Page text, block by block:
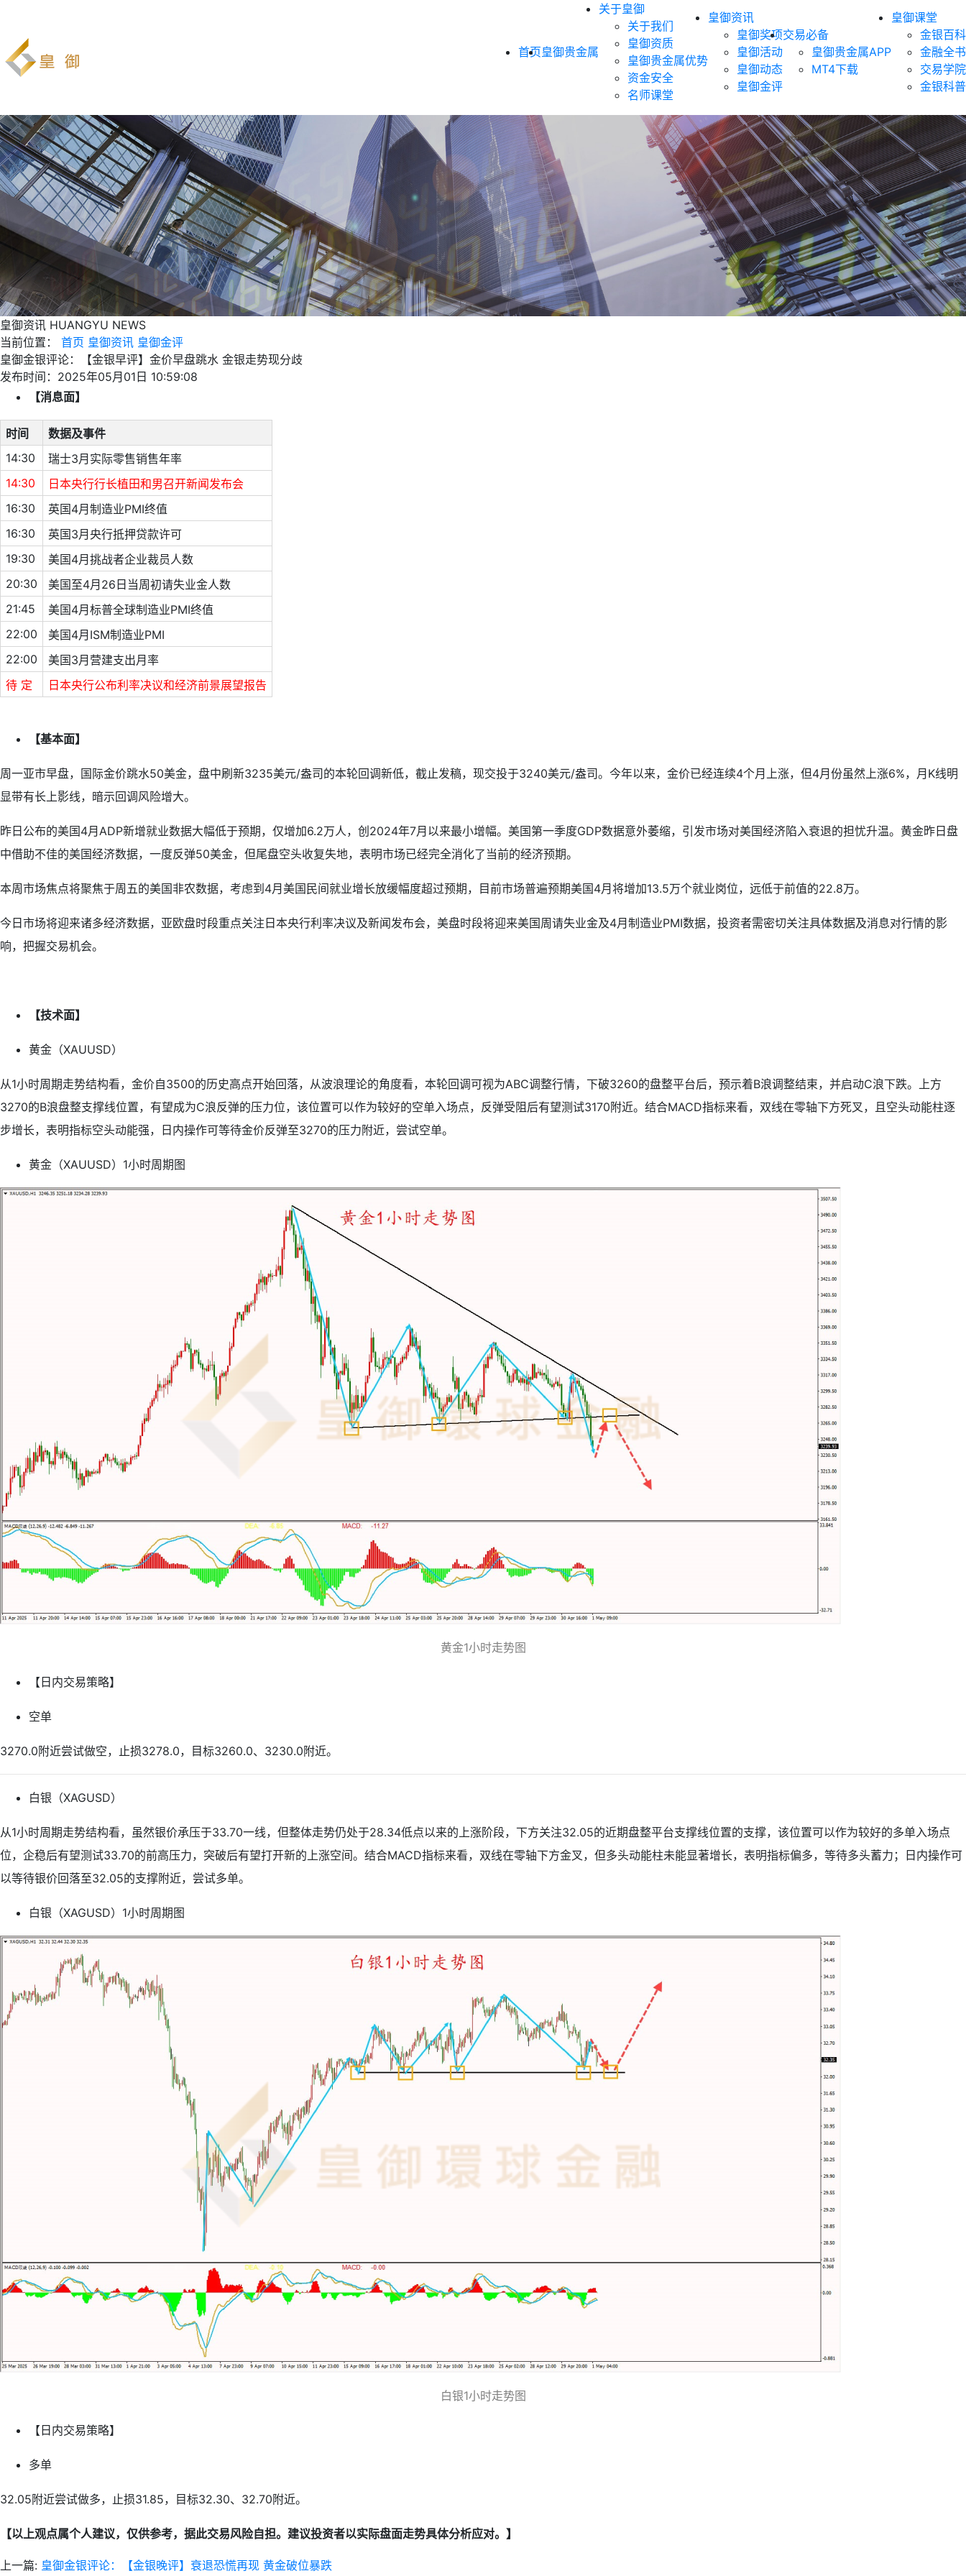
首页皇御贵金属
关于皇御
关于我们
皇御资质
皇御贵金属优势
资金安全
名师课堂
皇御资讯
皇御奖项
皇御活动
皇御动态
皇御金评
交易必备
皇御贵金属APP
MT4下载
皇御课堂
金银百科
金融全书
交易学院
金银科普
皇御资讯 HUANGYU NEWS
当前位置：
首页 皇御资讯 皇御金评
皇御金银评论：【金银早评】金价早盘跳水 金银走势现分歧
发布时间：2025年05月01日 10:59:08
【消息面】
时间
数据及事件
14:30
瑞士3月实际零售销售年率
14:30
日本央行行长植田和男召开新闻发布会
16:30
英国4月制造业PMI终值
16:30
英国3月央行抵押贷款许可
19:30
美国4月挑战者企业裁员人数
20:30
美国至4月26日当周初请失业金人数
21:45
美国4月标普全球制造业PMI终值
22:00
美国4月ISM制造业PMI
22:00
美国3月营建支出月率
待 定
日本央行公布利率决议和经济前景展望报告
【基本面】
周一亚市早盘，国际金价跳水50美金，盘中刷新3235美元/盎司的本轮回调新低，截止发稿，现交投于3240美元/盎司。今年以来，金价已经连续4个月上涨，但4月份虽然上涨6%，月K线明
显带有长上影线，暗示回调风险增大。
昨日公布的美国4月ADP新增就业数据大幅低于预期，仅增加6.2万人，创2024年7月以来最小增幅。美国第一季度GDP数据意外萎缩，引发市场对美国经济陷入衰退的担忧升温。黄金昨日盘
中借助不佳的美国经济数据，一度反弹50美金，但尾盘空头收复失地，表明市场已经完全消化了当前的经济预期。
本周市场焦点将聚焦于周五的美国非农数据，考虑到4月美国民间就业增长放缓幅度超过预期，目前市场普遍预期美国4月将增加13.5万个就业岗位，远低于前值的22.8万。
今日市场将迎来诸多经济数据，亚欧盘时段重点关注日本央行利率决议及新闻发布会，美盘时段将迎来美国周请失业金及4月制造业PMI数据，投资者需密切关注具体数据及消息对行情的影
响，把握交易机会。
【技术面】
黄金（XAUUSD）
从1小时周期走势结构看，金价自3500的历史高点开始回落，从波浪理论的角度看，本轮回调可视为ABC调整行情，下破3260的盘整平台后，预示着B浪调整结束，并启动C浪下跌。上方
3270的B浪盘整支撑线位置，有望成为C浪反弹的压力位，该位置可以作为较好的空单入场点，反弹受阻后有望测试3170附近。结合MACD指标来看，双线在零轴下方死叉，且空头动能柱逐
步增长，表明指标空头动能强，日内操作可等待金价反弹至3270的压力附近，尝试空单。
黄金（XAUUSD）1小时周期图
黄金1小时走势图
【日内交易策略】
空单
3270.0附近尝试做空，止损3278.0，目标3260.0、3230.0附近。
白银（XAGUSD）
从1小时周期走势结构看，虽然银价承压于33.70一线，但整体走势仍处于28.34低点以来的上涨阶段，下方关注32.05的近期盘整平台支撑线位置的支撑，该位置可以作为较好的多单入场点
位，企稳后有望测试33.70的前高压力，突破后有望打开新的上涨空间。结合MACD指标来看，双线在零轴下方金叉，但多头动能柱未能显著增长，表明指标偏多，等待多头蓄力；日内操作可
以等待银价回落至32.05的支撑附近，尝试多单。
白银（XAGUSD）1小时周期图
白银1小时走势图
【日内交易策略】
多单
32.05附近尝试做多，止损31.85，目标32.30、32.70附近。
【以上观点属个人建议，仅供参考，据此交易风险自担。建议投资者以实际盘面走势具体分析应对。】
上一篇: 皇御金银评论：【金银晚评】衰退恐慌再现 黄金破位暴跌